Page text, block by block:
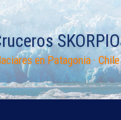
en Patagonia · Chile